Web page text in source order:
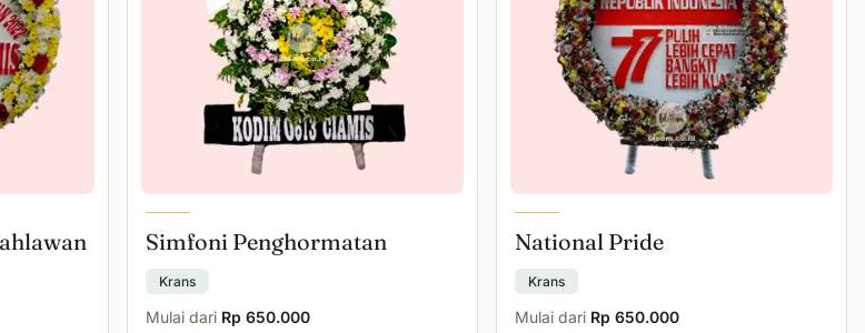
Simfoni Penghormatan
Krans
Mulai dari Rp 650.000
National Pride
Krans
Mulai dari Rp 650.000